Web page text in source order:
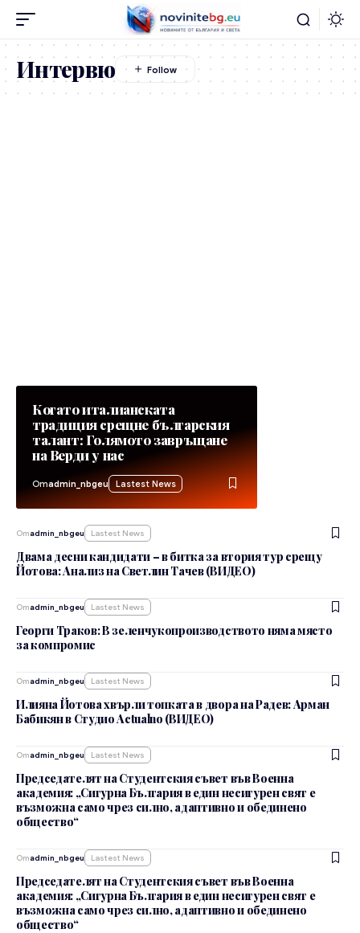
Интервю
Когато италианската
традиция срещне българския
талант: Голямото завръщане
на Верди у нас
Отadmin_nbgeu Lastest News
Отadmin_nbgeu Lastest News
Двама десни кандидати – в битка за втория тур срещу
Йотова: Анализ на Светлин Тачев (ВИДЕО)
Отadmin_nbgeu Lastest News
Георги Траков: В зеленчукопроизводството няма място
за компромис
Отadmin_nbgeu Lastest News
Илияна Йотова хвърли топката в двора на Радев: Арман
Бабикян в Студио Actualno (ВИДЕО)
Отadmin_nbgeu Lastest News
Председателят на Студентския съвет във Военна
академия: „Сигурна България в един несигурен свят е
възможна само чрез силно, адаптивно и обединено
общество“
Отadmin_nbgeu Lastest News
Председателят на Студентския съвет във Военна
академия: „Сигурна България в един несигурен свят е
възможна само чрез силно, адаптивно и обединено
общество“